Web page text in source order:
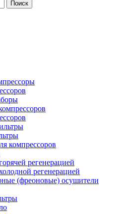
Поиск
компрессоров
регенерацией
регенерацией
(фреоновые) осушители